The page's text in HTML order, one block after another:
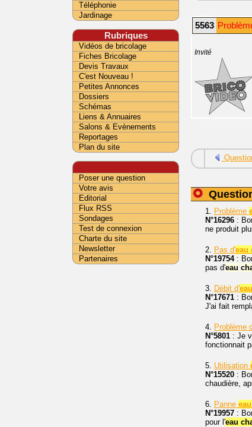
5563
Invité
1. Problème
N°16296 :
ne produit
2. Pas d'eau
N°19754:
pas d'eau
3. Débit d'
N°17671 :
J'ai fait
4. Problème
N°5801 : Je
fonctionnait
5. Utilisation
N°15520 :
chaudière,
6. Panne
N°19957 :
pour l'eau
Téléphonie
Jardinage
Rubriques
Vidéos de bricolage
Fiches Bricolage
Devis Travaux
C'est Nouveau !
Petites Annonces
Dossiers
Schémas
Liens & Annuaires
Salons & Evènements
Reportages
Plan du site
Poser une question
Votre avis
Editorial
Flux RSS
Sondages
Test de connexion
Charte du site
Newsletter
Partenaires